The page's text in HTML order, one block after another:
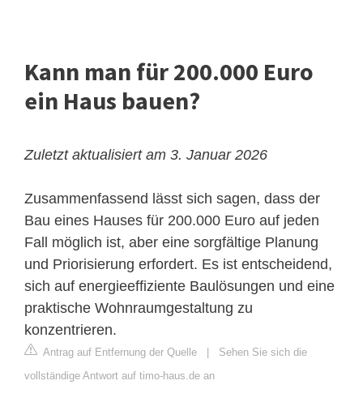
Kann man für 200.000 Euro
ein Haus bauen?
Zuletzt aktualisiert am 3. Januar 2026
Zusammenfassend lässt sich sagen, dass der
Bau eines Hauses für 200.000 Euro auf jeden
Fall möglich ist, aber eine sorgfältige Planung
und Priorisierung erfordert. Es ist entscheidend,
sich auf energieeffiziente Baulösungen und eine
praktische Wohnraumgestaltung zu
konzentrieren.
Antrag auf Entfernung der Quelle
Sehen Sie sich die
vollständige Antwort auf timo-haus.de an